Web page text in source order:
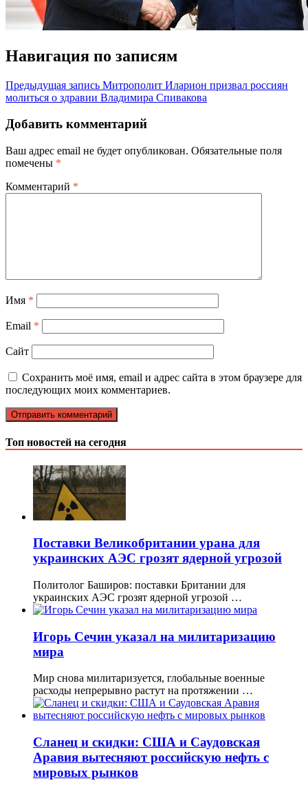
Навигация по записям
Предыдущая запись Митрополит Иларион призвал россиян
молиться о здравии Владимира Спивакова
Добавить комментарий
Ваш адрес email не будет опубликован. Обязательные поля
помечены *
Комментарий *
Имя *
Email *
Сайт
Сохранить моё имя, email и адрес сайта в этом браузере для
последующих моих комментариев.
Топ новостей на сегодня
Поставки Великобритании урана для
украинских АЭС грозят ядерной угрозой
Политолог Баширов: поставки Британии для
украинских АЭС грозят ядерной угрозой …
Игорь Сечин указал на милитаризацию
мира
Мир снова милитаризуется, глобальные военные
расходы непрерывно растут на протяжении …
Сланец и скидки: США и Саудовская
Аравия вытесняют российскую нефть с
мировых рынков